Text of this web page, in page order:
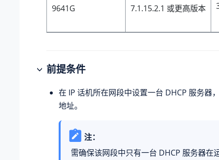
9641G 7.1.15.2.1 或更高版本
前提条件
在 IP 话机所在网段中设置一台 DHCP 服务器
地址。
注：
需确保该网段中只有一台 DHCP 服务器在